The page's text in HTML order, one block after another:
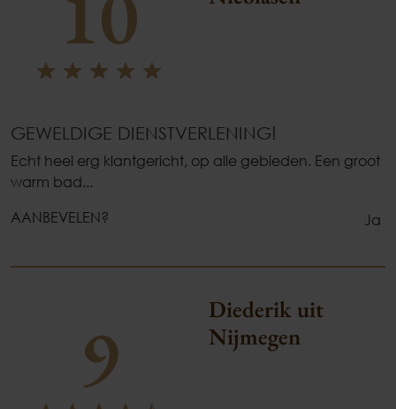
GEWELDIGE DIENSTVERLENING!
Echt heel erg klantgericht, op alle gebieden. Een groot
warm bad...
AANBEVELEN?
Ja
9
Diederik uit
Nijmegen